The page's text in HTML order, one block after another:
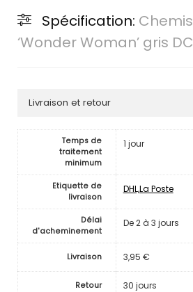
Spécification:
‘Wonder Woman’ gris
Livraison et retour
Temps de
traitement
minimum
1 jour
Etiquette de
livraison
DHL,La Poste
Délai
d'acheminement
De 2 à 3 jours
Livraison 3,95 €
Retour 30 jours